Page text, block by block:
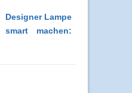
Designer Lampe
smart machen: